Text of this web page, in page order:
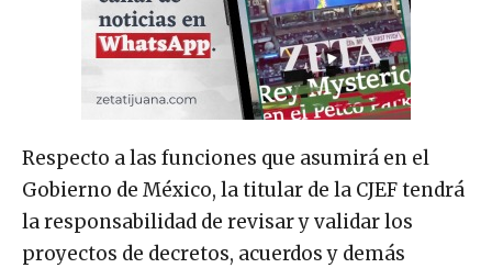
Respecto a las funciones que asumirá en el
Gobierno de México, la titular de la CJEF tendrá
la responsabilidad de revisar y validar los
proyectos de decretos, acuerdos y demás